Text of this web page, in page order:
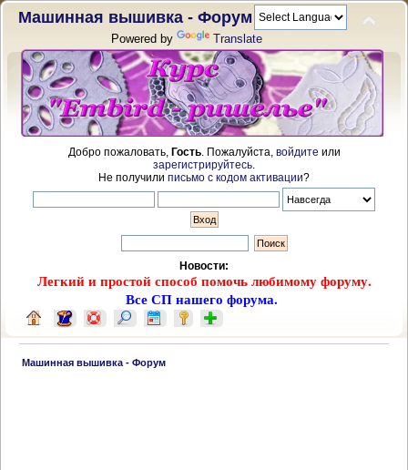
Машинная вышивка - Форум
Powered by Translate
Добро пожаловать, Гость. Пожалуйста, войдите или
зарегистрируйтесь
Не получили письмо с кодом активации?
Новости:
Легкий и простой способ помочь любимому форуму.
Все СП нашего форума.
Машинная вышивка - Форум